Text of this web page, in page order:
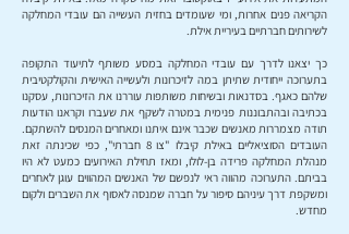
הקריאה פנים אחרות, ומי שעומדים בחזית העשייה הם עובדי המחלקה
לשירותים חברתיים בעיריית אילת.
כך יצאנו לדרך עם עובדי המחלקה במסע משותף לתיעוד התקופה
בתערוכה ייחודית שתיתן במה לזיכרונות ולעשייה האישית והקולקטיבית
שלהם כאגף. בסדנאות ובשיחות משותפות עוררנו את הזיכרונות, עסקנו
בכתיבה ובהתבוננות פנימית במטרה לשקף את שעברו וקראנו הודעות
תודה מצמררות מאנשים שכבר אינם איתנו ומאחרים המנסים להשתקם.
העובדים הסוציאליים באילת קיבלו "צו 8 חברתי", כפי שכינתה זאת
מנהלת המחלקה פרידה בן-לולו, ומאז תחילת האירועים כמעט לא היו
בביתם. התערוכה מהווה ראי לנפשם של האנשים המהווים עוגן לאחרים
ומשקפת דרך עיניהם סיפור על חברה שמנסה לאסוף את השברים ולקום
מחדש.